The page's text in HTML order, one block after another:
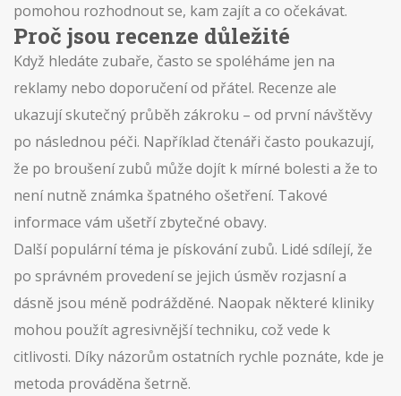
pomohou rozhodnout se, kam zajít a co očekávat.
Proč jsou recenze důležité
Když hledáte zubaře, často se spoléháme jen na
reklamy nebo doporučení od přátel. Recenze ale
ukazují skutečný průběh zákroku – od první návštěvy
po následnou péči. Například čtenáři často poukazují,
že po broušení zubů může dojít k mírné bolesti a že to
není nutně známka špatného ošetření. Takové
informace vám ušetří zbytečné obavy.
Další populární téma je pískování zubů. Lidé sdílejí, že
po správném provedení se jejich úsměv rozjasní a
dásně jsou méně podrážděné. Naopak některé kliniky
mohou použít agresivnější techniku, což vede k
citlivosti. Díky názorům ostatních rychle poznáte, kde je
metoda prováděna šetrně.